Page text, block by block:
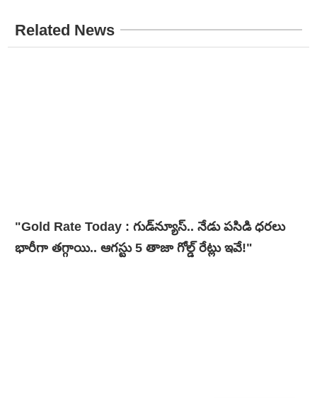
Related News
"Gold Rate Today : గుడ్‌న్యూస్‌.. నేడు పసిడి ధరలు
భారీగా తగ్గాయి.. ఆగస్టు 5 తాజా గోల్డ్ రేట్లు ఇవే!"